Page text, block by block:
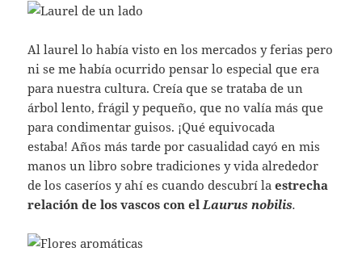
Al laurel lo había visto en los mercados y ferias pero
ni se me había ocurrido pensar lo especial que era
para nuestra cultura. Creía que se trataba de un
árbol lento, frágil y pequeño, que no valía más que
para condimentar guisos. ¡Qué equivocada
estaba! Años más tarde por casualidad cayó en mis
manos un libro sobre tradiciones y vida alrededor
de los caseríos y ahí es cuando descubrí laestrecha
relación de los vascos con elLaurus nobilis.